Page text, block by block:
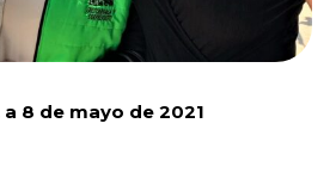
8 de mayo de 2021